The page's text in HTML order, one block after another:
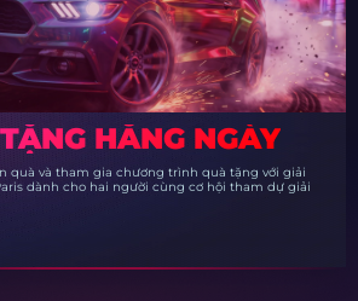
HẰNG NGÀY
quà và tham gia chương trình quà tặng với giải
dành cho hai người cùng cơ hội tham dự giải